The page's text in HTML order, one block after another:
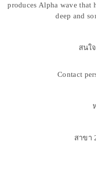
produces Alpha wave that
deep and
สนใ
Contact
สาขา 2 ตลา